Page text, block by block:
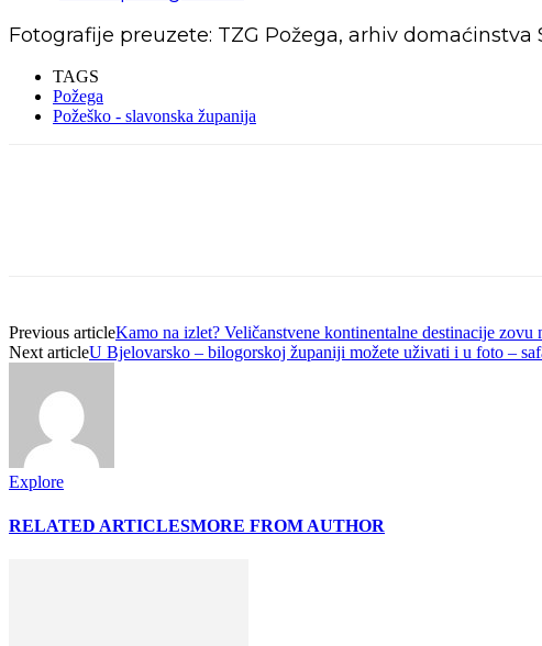
Fotografije preuzete: TZG Požega, arhiv
TAGS
Požega
Požeško - slavonska županija
Previous articleKamo na izlet? Veličanstvene kontinentalne destinacije zovu
Next articleU Bjelovarsko – bilogorskoj županiji možete uživati i u foto –
Explore
RELATED ARTICLESMORE FROM AUTHOR